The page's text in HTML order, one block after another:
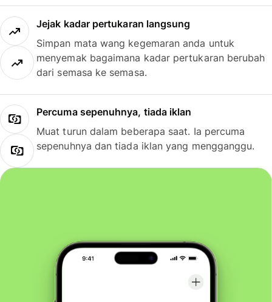
Jejak kadar pertukaran langsung
Simpan mata wang kegemaran anda untuk
menyemak bagaimana kadar pertukaran berubah
dari semasa ke semasa.
Percuma sepenuhnya, tiada iklan
Muat turun dalam beberapa saat. Ia percuma
sepenuhnya dan tiada iklan yang mengganggu.